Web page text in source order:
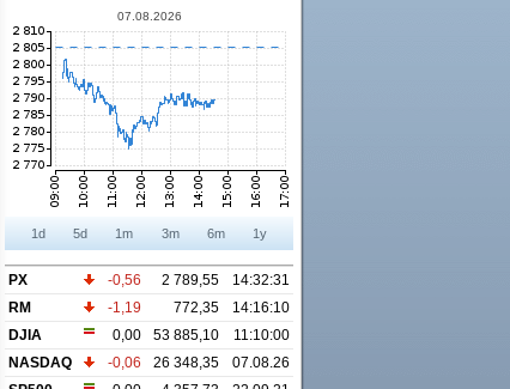
07.08.2026
1d 5d 1m 3m 6m 1y
PX -0,56 2 789,55
14:32:31
RM
-1,19 772,35
14:16:10
DJIA
0,00 53 885,10
11:10:00
NASDAQ
-0,06 26 348,35
07.08.26